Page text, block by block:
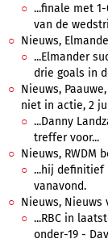
...finale met
van de
Nieuws,
...Elmander
drie goals in
Nieuws,
niet in actie, 2
...Danny
treffer voor...
Nieuws, RWDM
...hij definitief
vanavond.
Nieuws, Nieuws
...RBC in
onder-19 -